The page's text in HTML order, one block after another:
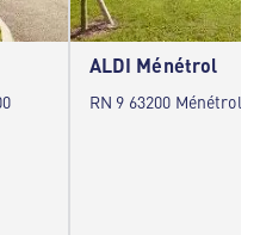
ALDI Ménétrol
RN 9 63200 Ménétrol